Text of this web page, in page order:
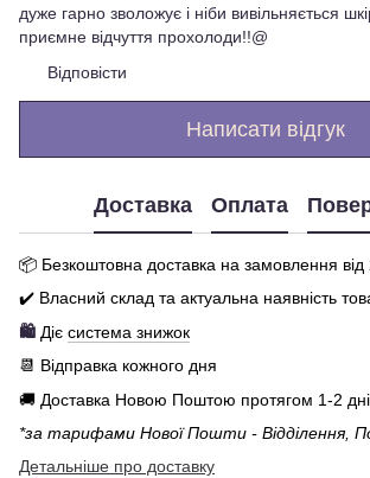
дуже гарно зволожує і ніби вивільняється
приємне відчуття прохолоди!!@
Відповісти
Написати відгук
Доставка Оплата
📦 Безкоштовна доставка на замовлення від
✔️ Власний склад та актуальна наявність
🛍️ Діє система знижок
📆 Відправка кожного дня
🚚 Доставка Новою Поштою протягом 1-2
*за тарифами Нової Пошти - Відділення,
Детальніше про доставку